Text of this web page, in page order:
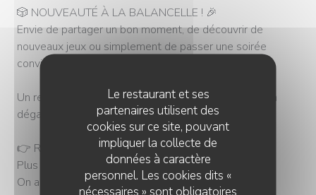
Le restaurant et ses
partenaires utilisent des
cookies sur ce site, pouvant
impliquer la collecte de
données à caractère
personnel. Les cookies dits «
nécessaires » sont obligatoires
🎲 NOUVEAUTÉ À LA BALANCELLE ! 🎉
Envie de partager un bon moment, de découvrir de
nouveaux jeux ou simplement de passer une soirée
conviviale ?
Un rendez‑vous hebdomadaire jeux de société où l’on
dégaine les cartes, les dés… et les fous rires.
👉 Ramenez vos amis, vos voisins, vos collègues…
Plus on est de fous, plus on bluffe !
On a hâte de partager la table avec vous ! 🎉